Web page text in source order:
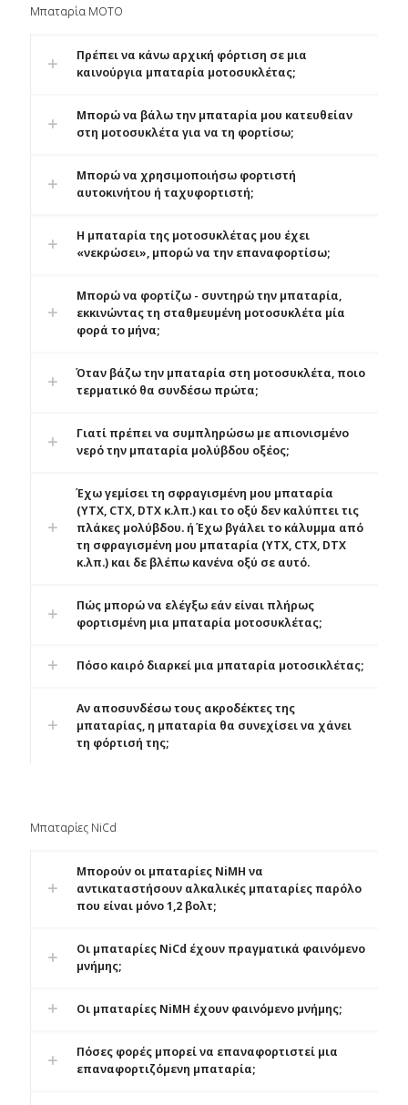
Μπαταρία MOTO
Πρέπει να κάνω αρχική φόρτιση σε μια
καινούργια μπαταρία μοτοσυκλέτας;
Μπορώ να βάλω την μπαταρία μου κατευθείαν
στη μοτοσυκλέτα για να τη φορτίσω;
Μπορώ να χρησιμοποιήσω φορτιστή
αυτοκινήτου ή ταχυφορτιστή;
Η μπαταρία της μοτοσυκλέτας μου έχει
«νεκρώσει», μπορώ να την επαναφορτίσω;
Μπορώ να φορτίζω - συντηρώ την μπαταρία,
εκκινώντας τη σταθμευμένη μοτοσυκλέτα μία
φορά το μήνα;
Όταν βάζω την μπαταρία στη μοτοσυκλέτα, ποιο
τερματικό θα συνδέσω πρώτα;
Γιατί πρέπει να συμπληρώσω με απιονισμένο
νερό την μπαταρία μολύβδου οξέος;
Έχω γεμίσει τη σφραγισμένη μου μπαταρία
(YTX, CTX, DTX κ.λπ.) και το οξύ δεν καλύπτει τις
πλάκες μολύβδου. ή Έχω βγάλει το κάλυμμα από
τη σφραγισμένη μου μπαταρία (YTX, CTX, DTX
κ.λπ.) και δε βλέπω κανένα οξύ σε αυτό.
Πώς μπορώ να ελέγξω εάν είναι πλήρως
φορτισμένη μια μπαταρία μοτοσυκλέτας;
Πόσο καιρό διαρκεί μια μπαταρία μοτοσικλέτας;
Αν αποσυνδέσω τους ακροδέκτες της
μπαταρίας, η μπαταρία θα συνεχίσει να χάνει
τη φόρτισή της;
Μπαταρίες NiCd
Μπορούν οι μπαταρίες NiMH να
αντικαταστήσουν αλκαλικές μπαταρίες παρόλο
που είναι μόνο 1,2 βολτ;
Οι μπαταρίες NiCd έχουν πραγματικά φαινόμενο
μνήμης;
Οι μπαταρίες NiMH έχουν φαινόμενο μνήμης;
Πόσες φορές μπορεί να επαναφορτιστεί μια
επαναφορτιζόμενη μπαταρία;